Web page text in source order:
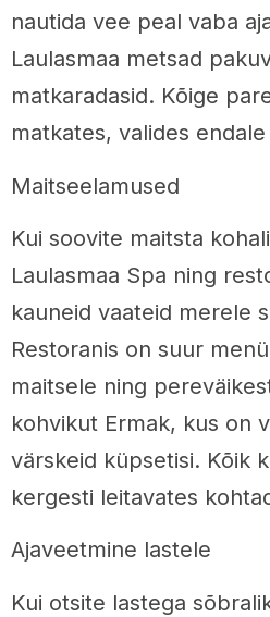
nautida vee peal vaba
Laulasmaa metsad
matkaradasid. Kõige
matkates, valides
Maitseelamused
Kui soovite maitsta
Laulasmaa Spa ning
kauneid vaateid merele
Restoranis on suur
maitsele ning
kohvikut Ermak, kus on
värskeid küpsetisi. Kõik
kergesti leitavates
Ajaveetmine lastele
Kui otsite lastega